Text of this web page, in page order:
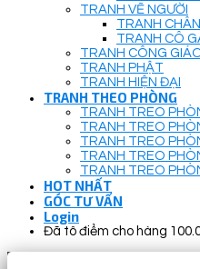
TRANH VẼ NGƯỜI
TRANH
TRANH CÔ
TRANH CÔNG
TRANH PHẬT
TRANH HIỆN ĐẠI
TRANH THEO PHÒNG
TRANH TREO
TRANH TREO
TRANH TREO
TRANH TREO
TRANH TREO
HOT NHẤT
GÓC TƯ VẤN
Login
Đã tô điểm cho hàng